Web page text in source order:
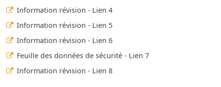
Information révision - Lien 4
Information révision - Lien 5
Information révision - Lien 6
Feuille des données de sécurité - Lien 7
Information révision - Lien 8